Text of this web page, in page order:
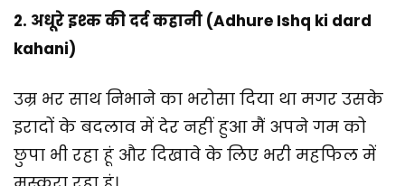
2. अधूरे इश्क की दर्द कहानी (Adhure Ishq ki dard
kahani)
उम्र भर साथ निभाने का भरोसा दिया था मगर उसके
इरादों के बदलाव में देर नहीं हुआ मैं अपने गम को
छुपा भी रहा हूं और दिखावे के लिए भरी महफिल में